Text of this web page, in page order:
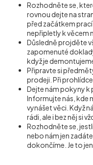
Rozhodněte se,
rovnou dejte na
před začátkem
nepřipletly k věcem
Důsledně projděte
zapomenuté
když je
Připravte si
prodeji. Při
Dejte nám pokyny k
Informujte nás, kde
vynášet věci. Když
rádi, ale i bez něj si
Rozhodněte se,
nebo nám jen
dokončíme. Je to